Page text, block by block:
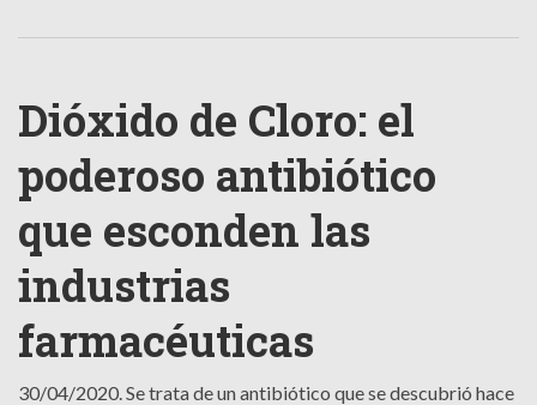
Dióxido de Cloro: el
poderoso antibiótico
que esconden las
industrias
farmacéuticas
30/04/2020.Se trata de un antibiótico que se descubrió hace